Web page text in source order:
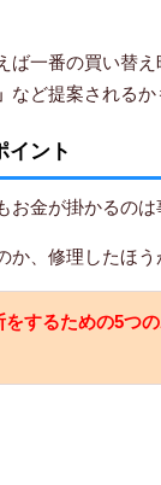
ば一番の買い替
など提案される
イント
お金が掛かるのは
か、修理したほ
をするための5つ